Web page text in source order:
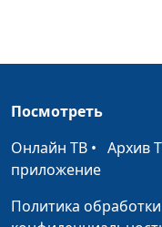
Сладкая и горькая
Посмотреть
Онлайн ТВ • Архив
приложение
Политика